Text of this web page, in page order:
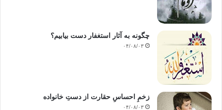
چگونه به آثار استغفار دست بیابیم؟
۰۴/۰۸/۰۳
زخمِ احساسِ حقارت از دستِ خانواده
۰۴/۰۸/۰۳